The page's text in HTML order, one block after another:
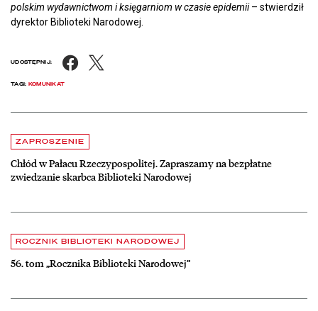
polskim wydawnictwom i księgarniom w czasie epidemii– stwierdził
dyrektor Biblioteki Narodowej.
UDOSTĘPNIJ: Facebook
TAGI: KOMUNIKAT
Aktualności
ZAPROSZENIE
Chłód w Pałacu Rzeczypospolitej. Zapraszamy na bezpłatne
zwiedzanie skarbca Biblioteki Narodowej
czytaj więcej o Chłód w Pałacu Rzeczypospolitej. Zapraszamy na
ROCZNIK BIBLIOTEKI NARODOWEJ
56. tom „Rocznika Biblioteki Narodowej”
czytaj więcej o 56. tom „Rocznika Biblioteki Narodowej”